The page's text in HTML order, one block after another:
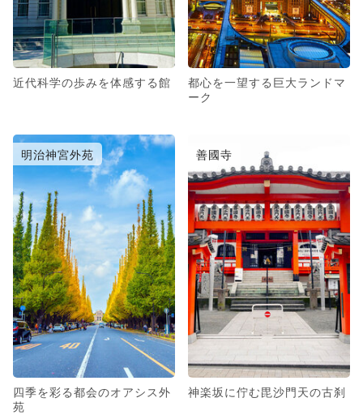
近代科学の歩みを体感する館
都心を一望する巨大ランドマ
ーク
明治神宮外苑
四季を彩る都会のオアシス外
苑
善國寺
神楽坂に佇む毘沙門天の古刹